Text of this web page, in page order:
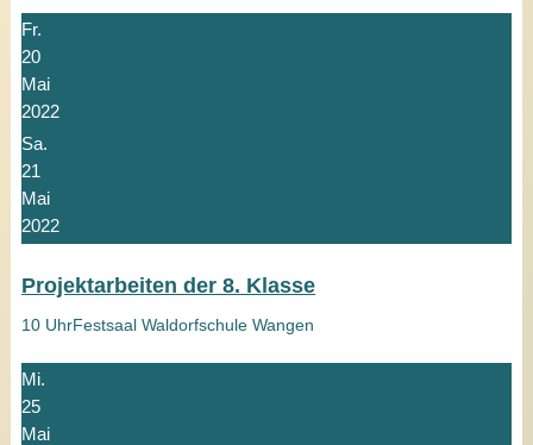
Fr.
20
Mai
2022
Sa.
21
Mai
2022
Projektarbeiten der 8. Klasse
10 UhrFestsaal Waldorfschule Wangen
Mi.
25
Mai